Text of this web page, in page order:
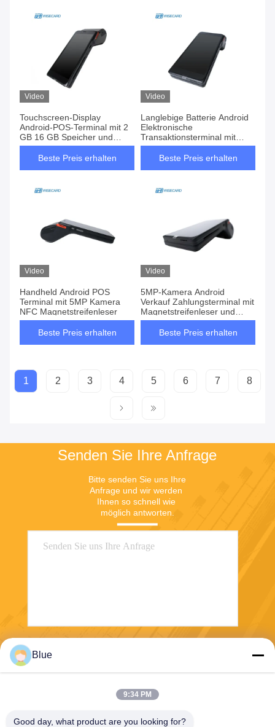
Video
Touchscreen-Display
Android-POS-Terminal mit 2
GB 16 GB Speicher und
hohe Kapazität Lithium-
Ionen-Batterie
Beste Preis erhalten
Video
Langlebige Batterie Android
Elektronische
Transaktionsterminal mit
5000mAh 3.8V Lithium-
Ionen- und Quad-Core-
Beste Preis erhalten
Video
Handheld Android POS
Terminal mit 5MP Kamera
NFC Magnetstreifenleser
Beste Preis erhalten
Video
5MP-Kamera Android
Verkauf Zahlungsterminal mit
Magnetstreifenleser und
EMV-fähige
Beste Preis erhalten
1 2 3 4 5 6 7 8
Senden Sie Ihre Anfrage
Bitte senden Sie uns Ihre
Anfrage und wir werden
Ihnen so schnell wie
möglich antworten.
Blue
9:34 PM
Good day, what product are you looking for?